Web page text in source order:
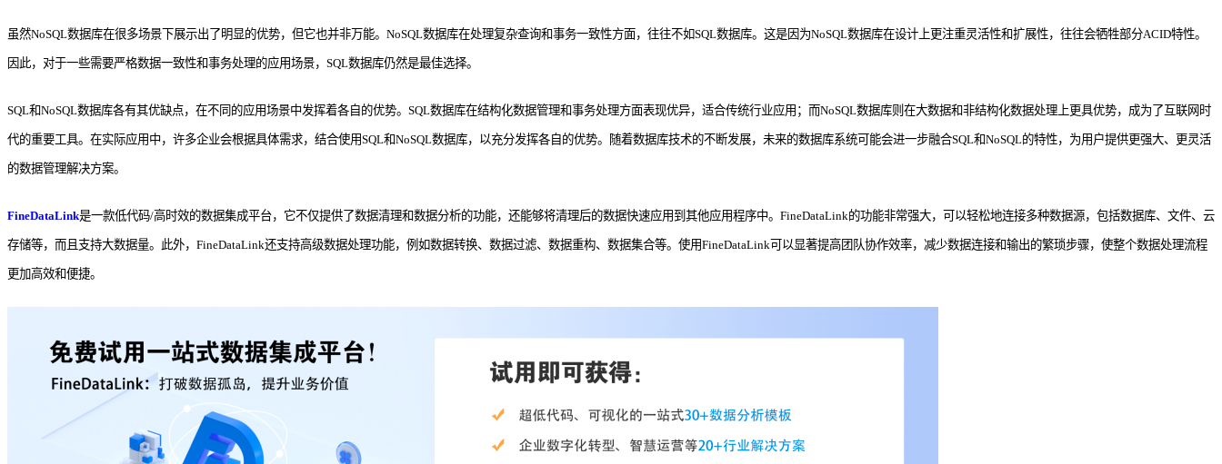
虽然NoSQL数据库在很多场景下展示出了明显的优势，但它也并非万能。NoSQL数据库在处理复杂查询和事务一致性方面，往往不如SQL数据库。这是因为NoSQL数据库在设计上更注重灵活性和扩展性，往往会牺牲部分ACID特性。
因此，对于一些需要严格数据一致性和事务处理的应用场景，SQL数据库仍然是最佳选择。
SQL和NoSQL数据库各有其优缺点，在不同的应用场景中发挥着各自的优势。SQL数据库在结构化数据管理和事务处理方面表现优异，适合传统行业应用；而NoSQL数据库则在大数据和非结构化数据处理上更具优势，成为了互联网时
代的重要工具。在实际应用中，许多企业会根据具体需求，结合使用SQL和NoSQL数据库，以充分发挥各自的优势。随着数据库技术的不断发展，未来的数据库系统可能会进一步融合SQL和NoSQL的特性，为用户提供更强大、更灵活
的数据管理解决方案。
FineDataLink是一款低代码/高时效的数据集成平台，它不仅提供了数据清理和数据分析的功能，还能够将清理后的数据快速应用到其他应用程序中。FineDataLink的功能非常强大，可以轻松地连接多种数据源，包括数据库、文件、云
存储等，而且支持大数据量。此外，FineDataLink还支持高级数据处理功能，例如数据转换、数据过滤、数据重构、数据集合等。使用FineDataLink可以显著提高团队协作效率，减少数据连接和输出的繁琐步骤，使整个数据处理流程
更加高效和便捷。